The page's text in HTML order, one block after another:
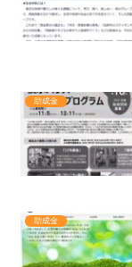
助成金
助成金